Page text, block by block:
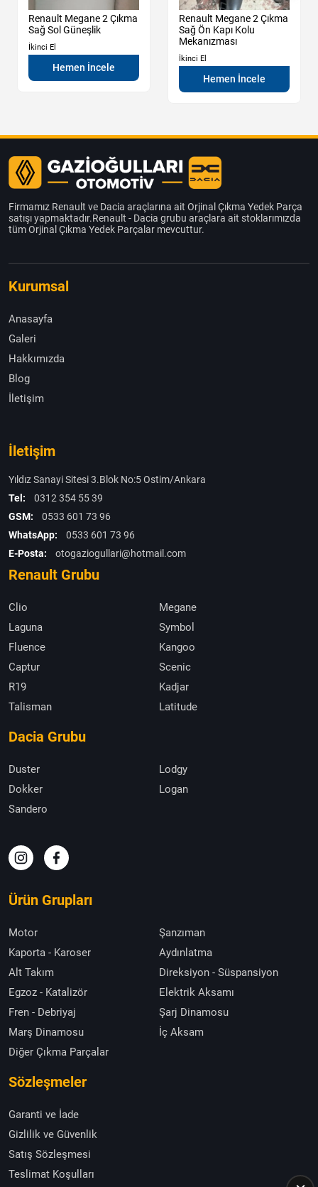
Renault Megane 2 Çıkma
Sağ Sol Güneşlik
İkinci El
Hemen İncele
Renault Megane 2 Çıkma
Sağ Ön Kapı Kolu
Mekanızması
İkinci El
Hemen İncele
Firmamız Renault ve Dacia araçlarına ait Orjinal Çıkma Yedek Parça
satışı yapmaktadır.Renault - Dacia grubu araçlara ait stoklarımızda
tüm Orjinal Çıkma Yedek Parçalar mevcuttur.
Kurumsal
Anasayfa
Galeri
Hakkımızda
Blog
İletişim
İletişim
Yıldız Sanayi Sitesi 3.Blok No:5 Ostim/Ankara
Tel:
0312 354 55 39
GSM:
0533 601 73 96
WhatsApp:
0533 601 73 96
E-Posta:
otogaziogullari@hotmail.com
Renault Grubu
Clio
Megane
Laguna
Symbol
Fluence
Kangoo
Captur
Scenic
R19
Kadjar
Talisman
Latitude
Dacia Grubu
Duster
Lodgy
Dokker
Logan
Sandero
Ürün Grupları
Motor
Şanzıman
Kaporta - Karoser
Aydınlatma
Alt Takım
Direksiyon - Süspansiyon
Egzoz - Katalizör
Elektrik Aksamı
Fren - Debriyaj
Şarj Dinamosu
Marş Dinamosu
İç Aksam
Diğer Çıkma Parçalar
Sözleşmeler
Garanti ve İade
Gizlilik ve Güvenlik
Satış Sözleşmesi
Teslimat Koşulları